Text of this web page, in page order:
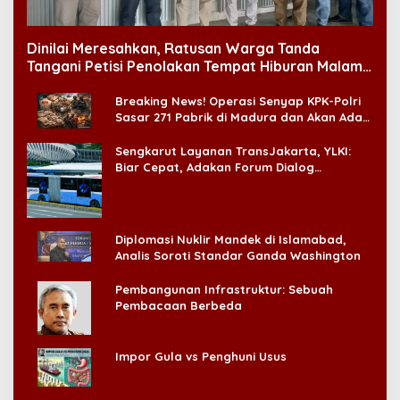
Dinilai Meresahkan, Ratusan Warga Tanda
Tangani Petisi Penolakan Tempat Hiburan Malam
Breaking News! Operasi Senyap KPK-Polri
Sasar 271 Pabrik di Madura dan Akan Ada
Sengkarut Layanan TransJakarta, YLKI:
Biar Cepat, Adakan Forum Dialog
Diplomasi Nuklir Mandek di Islamabad,
Analis Soroti Standar Ganda Washington
Pembangunan Infrastruktur: Sebuah
Pembacaan Berbeda
Impor Gula vs Penghuni Usus